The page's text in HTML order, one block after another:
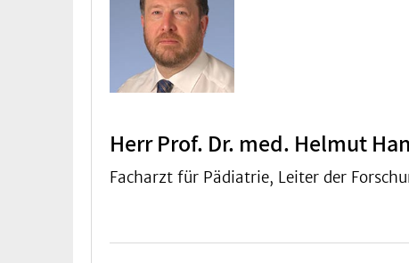
Herr Prof. Dr. med. Helmut
Facharzt für Pädiatrie, Leiter der